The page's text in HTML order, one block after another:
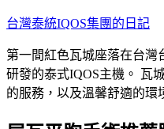
跳
主
要
內
台灣泰統IQOS集團的日記
第一間紅色瓦城座落在台灣
研發的泰式IQOS主機。 瓦
的服務，以及溫馨舒適的環